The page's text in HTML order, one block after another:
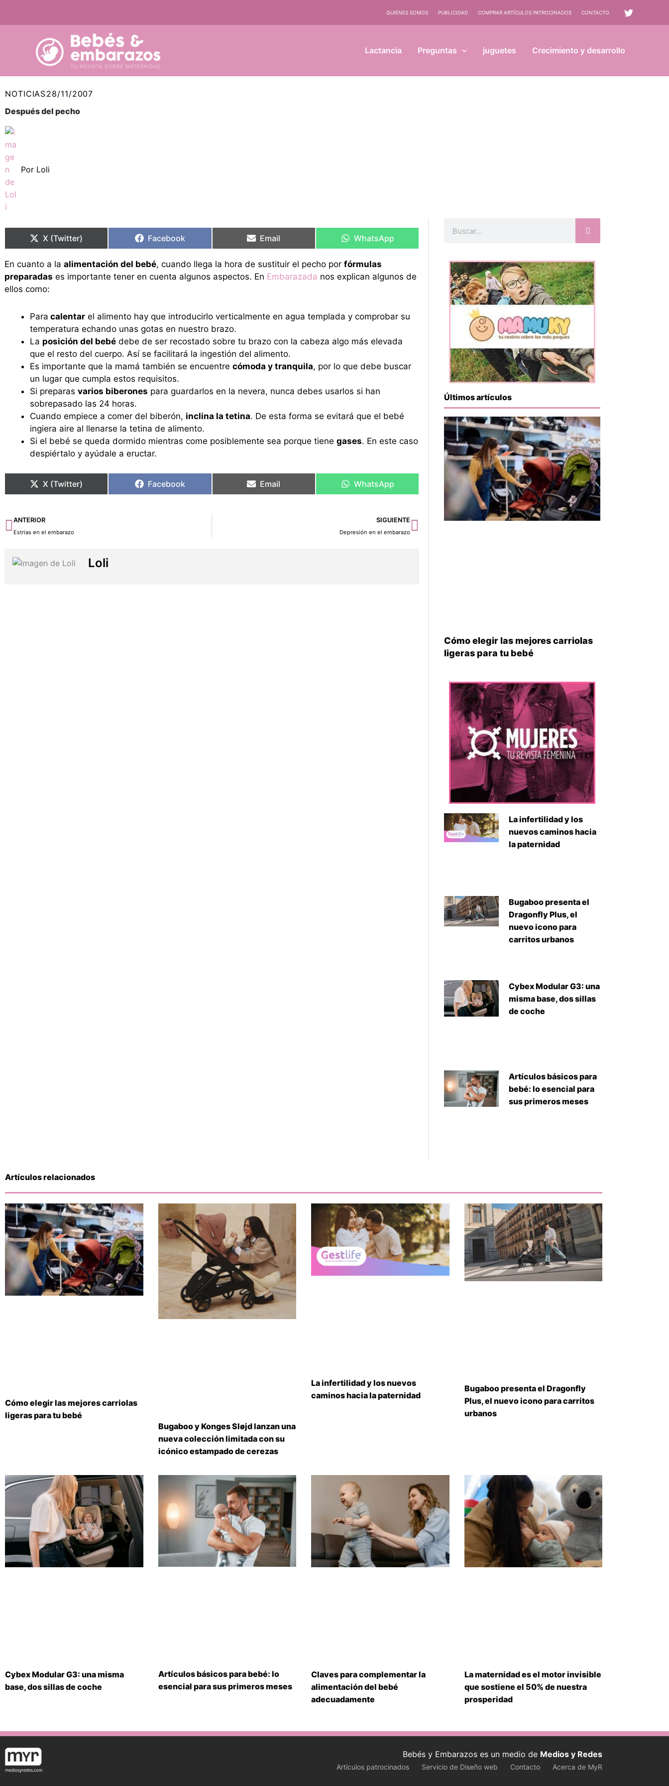
QUIÉNES SOMOS PUBLICIDAD COMPRAR ARTÍCULOS PATROCINADOS CONTACTO
Lactancia Preguntas juguetes Crecimiento y desarrollo
NOTICIAS28/11/2007
Después del pecho
Por Loli
en
X (Twitter)
en
Facebook
en
Email
en
WhatsApp
En cuanto a la alimentación del bebé, cuando llega la hora de sustituir el pecho por fórmulas
preparadas es importante tener en cuenta algunos aspectos. En Embarazada nos explican algunos de
ellos como:
Para calentarel alimento hay que introducirlo verticalmente en agua templada y comprobar su
temperatura echando unas gotas en nuestro brazo.
La posición del bebédebe de ser recostado sobre tu brazo con la cabeza algo más elevada
que el resto del cuerpo. Así se facilitará la ingestión del alimento.
Es importante que la mamá también se encuentre cómoda y tranquila, por lo que debe buscar
un lugar que cumpla estos requisitos.
Si preparas varios biberones para guardarlos en la nevera, nunca debes usarlos si han
sobrepasado las 24 horas.
Cuando empiece a comer del biberón, inclina la tetina. De esta forma se evitará que el bebé
ingiera aire al llenarse la tetina de alimento.
Si el bebé se queda dormido mientras come posiblemente sea porque tiene gases. En este caso
despiértalo y ayúdale a eructar.
en
X (Twitter)
en
Facebook
en
Email
en
WhatsApp
Ant
ANTERIOR
Estrias en el embarazo
SIGUIENTE
Depresión en el embarazo
Siguiente
Loli
Últimos artículos
Cómo elegir las mejores carriolas
ligeras para tu bebé
La infertilidad y los
nuevos caminos hacia
la paternidad
Bugaboo presenta el
Dragonfly Plus, el
nuevo icono para
carritos urbanos
Cybex Modular G3: una
misma base, dos sillas
de coche
Artículos básicos para
bebé: lo esencial para
sus primeros meses
Artículos relacionados
Cómo elegir las mejores carriolas
ligeras para tu bebé
Bugaboo y Konges Sløjd lanzan una
nueva colección limitada con su
icónico estampado de cerezas
La infertilidad y los nuevos
caminos hacia la paternidad
Bugaboo presenta el Dragonfly
Plus, el nuevo icono para carritos
urbanos
Cybex Modular G3: una misma
base, dos sillas de coche
Artículos básicos para bebé: lo
esencial para sus primeros meses
Claves para complementar la
alimentación del bebé
adecuadamente
La maternidad es el motor invisible
que sostiene el 50% de nuestra
prosperidad
Bebés y Embarazos es un medio de Medios y Redes
Artículos patrocinados Servicio de Diseño web Contacto Acerca de MyR